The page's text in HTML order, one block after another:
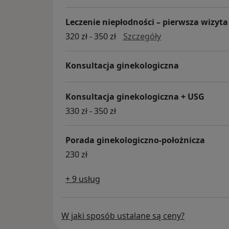
Leczenie niepłodności – pierwsza wizyta
320 zł - 350 zł
SzczegółyLeczenie
Konsultacja ginekologiczna
Konsultacja ginekologiczna + USG
330 zł - 350 zł
Porada ginekologiczno-położnicza
230 zł
+ 9 usług
W jaki sposób ustalane są ceny?